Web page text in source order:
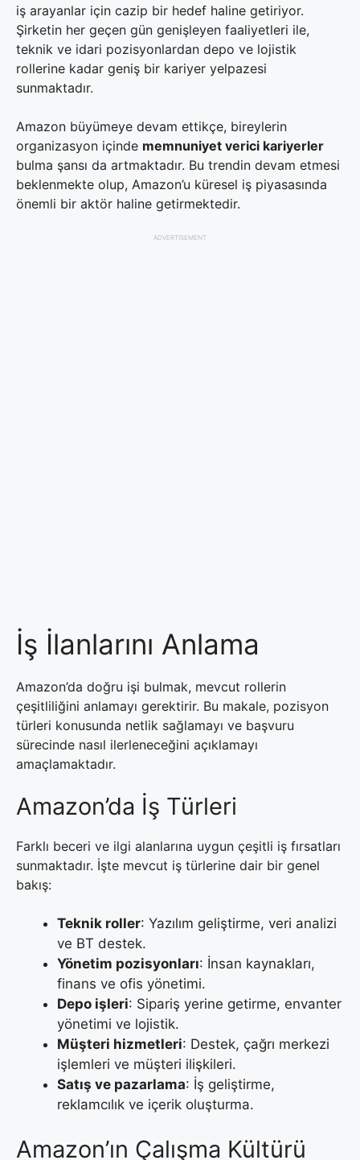
iş arayanlar için cazip bir hedef haline getiriyor.
Şirketin her geçen gün genişleyen faaliyetleri ile,
teknik ve idari pozisyonlardan depo ve lojistik
rollerine kadar geniş bir kariyer yelpazesi
sunmaktadır.
Amazon büyümeye devam ettikçe, bireylerin
organizasyon içinde memnuniyet verici kariyerler
bulma şansı da artmaktadır. Bu trendin devam etmesi
beklenmekte olup, Amazon’u küresel iş piyasasında
önemli bir aktör haline getirmektedir.
ADVERTISEMENT
İş İlanlarını Anlama
Amazon’da doğru işi bulmak, mevcut rollerin
çeşitliliğini anlamayı gerektirir. Bu makale, pozisyon
türleri konusunda netlik sağlamayı ve başvuru
sürecinde nasıl ilerleneceğini açıklamayı
amaçlamaktadır.
Amazon’da İş Türleri
Farklı beceri ve ilgi alanlarına uygun çeşitli iş fırsatları
sunmaktadır. İşte mevcut iş türlerine dair bir genel
bakış:
Teknik roller: Yazılım geliştirme, veri analizi
ve BT destek.
Yönetim pozisyonları: İnsan kaynakları,
finans ve ofis yönetimi.
Depo işleri: Sipariş yerine getirme, envanter
yönetimi ve lojistik.
Müşteri hizmetleri: Destek, çağrı merkezi
işlemleri ve müşteri ilişkileri.
Satış ve pazarlama: İş geliştirme,
reklamcılık ve içerik oluşturma.
Amazon’ın Çalışma Kültürü